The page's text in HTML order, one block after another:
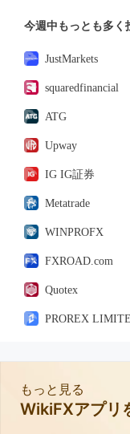
今週中もっとも多く
JustMarkets
squaredfinancial
ATG
Upway
IG IG証券
Metatrade
WINPROFX
FXROAD.com
Quotex
PROREX
もっと見る
WikiFXアプリ